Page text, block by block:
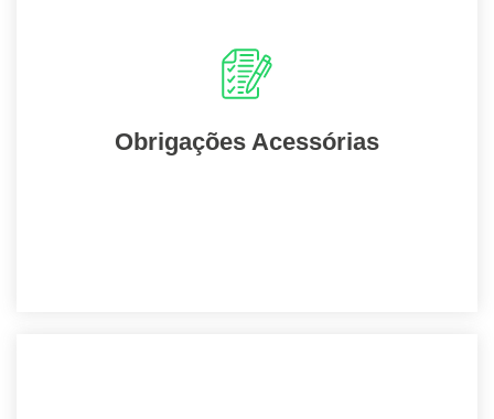
Obrigações Acessórias
Suas obrigações serão cumpridas com
rapidez e facilidade, evitando possíveis
irregularidades.